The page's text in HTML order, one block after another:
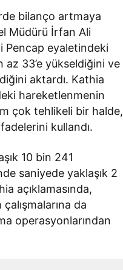
bilanço artmaya
Müdürü İrfan Ali
Pencap eyaletindeki
az 33’e yükseldiğini ve
aktardı. Kathia
hareketlenmenin
çok tehlikeli bir halde,
kullandı.
10 bin 241
saniyede yaklaşık 2
açıklamasında,
da
operasyonlarından